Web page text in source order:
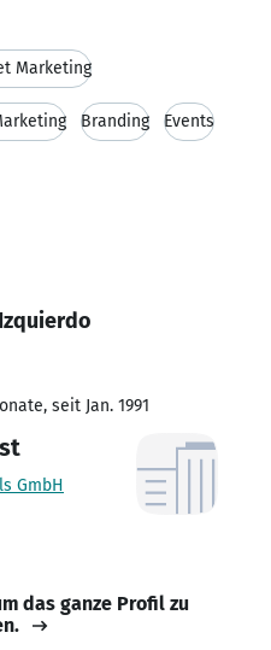
Marketing
Branding Events
seit Jan. 1991
GmbH
das ganze Profil zu